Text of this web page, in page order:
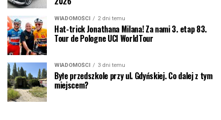
WIADOMOŚCI 2 dni temu
Hat-trick Jonathana Milana! Za nami 3. etap 83.
Tour de Pologne UCI WorldTour
WIADOMOŚCI 3 dni temu
Byłe przedszkole przy ul. Gdyńskiej. Co dalej z tym
miejscem?